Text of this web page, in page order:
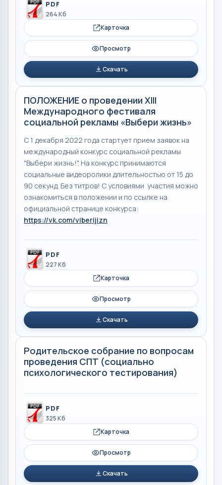
PDF
264 Кб
Карточка
Просмотр
Скачать
ПОЛОЖЕНИЕ о проведении XIII
Международного фестиваля
социальной рекламы «Выбери жизнь»
С 1 декабря 2022 года стартует прием заявок на
международный конкурс социальной рекламы
"Выбери жизнь!". На конкурс принимаются
социальные видеоролики длительностью от 15 до
90 секунд. Без титров! С условиями участия можно
ознакомиться в положении и по ссылке на
официальной странице конкурса:
https://vk.com/viberijizn
PDF
227 Кб
Карточка
Просмотр
Скачать
Родительское собрание по вопросам
проведения СПТ (социально
психологического тестирования)
PDF
325 Кб
Карточка
Просмотр
Скачать